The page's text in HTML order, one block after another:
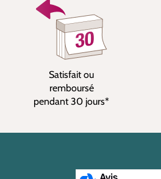
Satisfait ou
remboursé
pendant 30 jours*